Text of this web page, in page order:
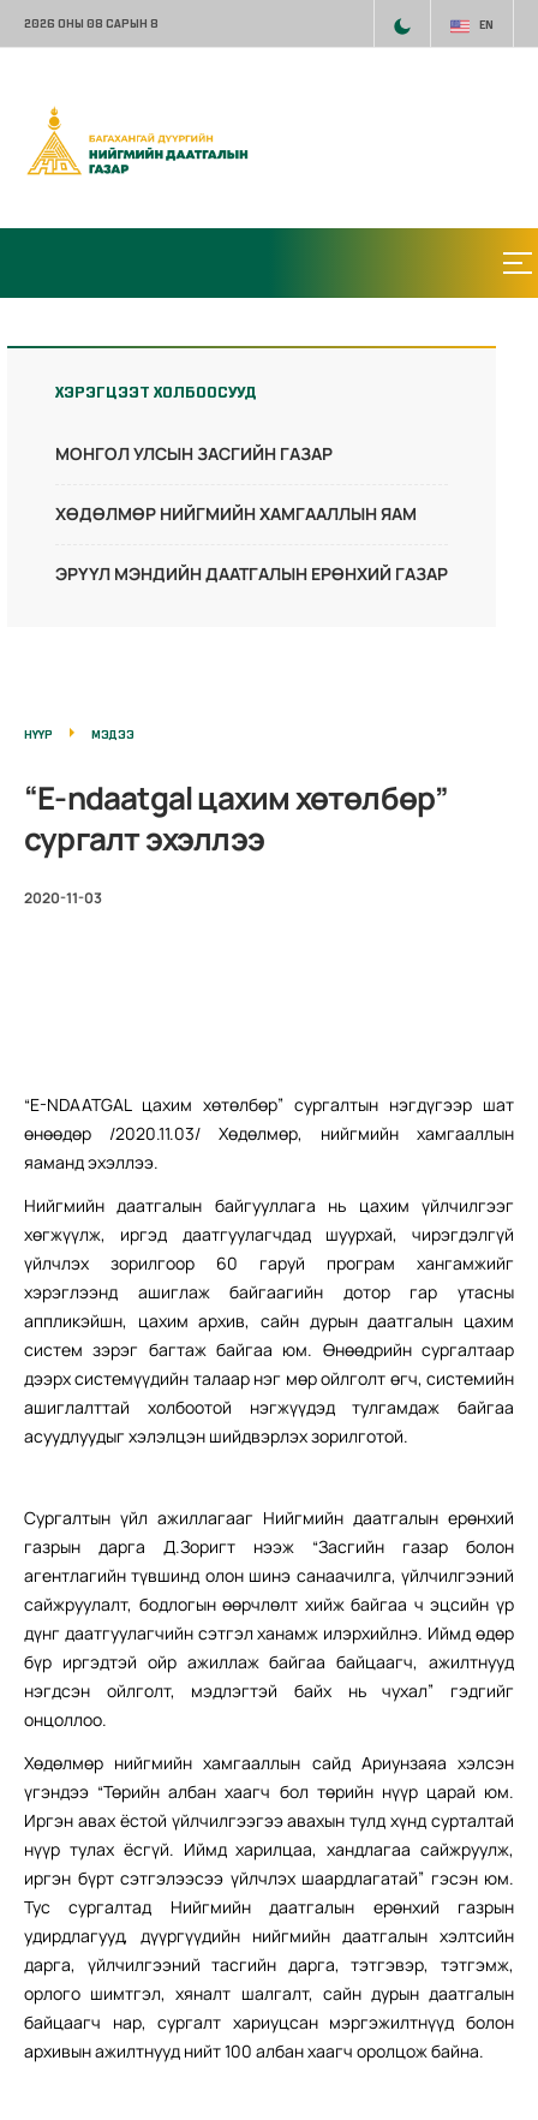
2026 ОНЫ 08 САРЫН 8 EN
ХЭРЭГЦЭЭТ ХОЛБООСУУД
МОНГОЛ УЛСЫН ЗАСГИЙН ГАЗАР
ХӨДӨЛМӨР НИЙГМИЙН ХАМГААЛЛЫН ЯАМ
ЭРҮҮЛ МЭНДИЙН ДААТГАЛЫН ЕРӨНХИЙ ГАЗАР
НҮҮР МЭДЭЭ
“E-ndaatgal цахим хөтөлбөр”
сургалт эхэллээ
2020-11-03
“E-NDAATGAL цахим хөтөлбөр” сургалтын нэгдүгээр шат
өнөөдөр /2020.11.03/ Хөдөлмөр, нийгмийн хамгааллын
яаманд эхэллээ.
Нийгмийн даатгалын байгууллага нь цахим үйлчилгээг
хөгжүүлж, иргэд даатгуулагчдад шуурхай, чирэгдэлгүй
үйлчлэх зорилгоор 60 гаруй програм хангамжийг
хэрэглээнд ашиглаж байгаагийн дотор гар утасны
аппликэйшн, цахим архив, сайн дурын даатгалын цахим
систем зэрэг багтаж байгаа юм. Өнөөдрийн сургалтаар
дээрх системүүдийн талаар нэг мөр ойлголт өгч, системийн
ашиглалттай холбоотой нэгжүүдэд тулгамдаж байгаа
асуудлуудыг хэлэлцэн шийдвэрлэх зорилготой.
Сургалтын үйл ажиллагааг Нийгмийн даатгалын ерөнхий
газрын дарга Д.Зоригт нээж “Засгийн газар болон
агентлагийн түвшинд олон шинэ санаачилга, үйлчилгээний
сайжруулалт, бодлогын өөрчлөлт хийж байгаа ч эцсийн үр
дүнг даатгуулагчийн сэтгэл ханамж илэрхийлнэ. Иймд өдөр
бүр иргэдтэй ойр ажиллаж байгаа байцаагч, ажилтнууд
нэгдсэн ойлголт, мэдлэгтэй байх нь чухал” гэдгийг
онцоллоо.
Хөдөлмөр нийгмийн хамгааллын сайд Ариунзаяа хэлсэн
үгэндээ “Төрийн албан хаагч бол төрийн нүүр царай юм.
Иргэн авах ёстой үйлчилгээгээ авахын тулд хүнд сурталтай
нүүр тулах ёсгүй. Иймд харилцаа, хандлагаа сайжруулж,
иргэн бүрт сэтгэлээсээ үйлчлэх шаардлагатай” гэсэн юм.
Тус сургалтад Нийгмийн даатгалын ерөнхий газрын
удирдлагууд, дүүргүүдийн нийгмийн даатгалын хэлтсийн
дарга, үйлчилгээний тасгийн дарга, тэтгэвэр, тэтгэмж,
орлого шимтгэл, хяналт шалгалт, сайн дурын даатгалын
байцаагч нар, сургалт хариуцсан мэргэжилтнүүд болон
архивын ажилтнууд нийт 100 албан хаагч оролцож байна.